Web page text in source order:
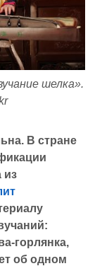
шелка».
В стране
из
горлянка,
об одном